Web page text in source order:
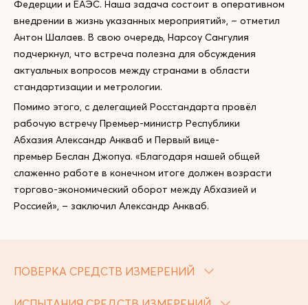
Федерции и ЕАЭС. Наша задача состоит в оперативном
внедрении в жизнь указанных мероприятий», – отметил
Антон Шалаев. В свою очередь, Нарсоу Сангулия
подчеркнул, что встреча полезна для обсуждения
актуальных вопросов между странами в области
стандартизации и метрологии.
Помимо этого, с делегацией Росстандарта провёл
рабочую встречу Премьер-министр Республики
Абхазия Александр Анкваб и Первый вице-
премьер Беслан Джопуа. «Благодаря нашей общей
слаженно работе в конечном итоге должен возрасти
торгово-экономический оборот между Абхазией и
Россией», – заключил Александр Анкваб.
ПОВЕРКА СРЕДСТВ ИЗМЕРЕНИЙ